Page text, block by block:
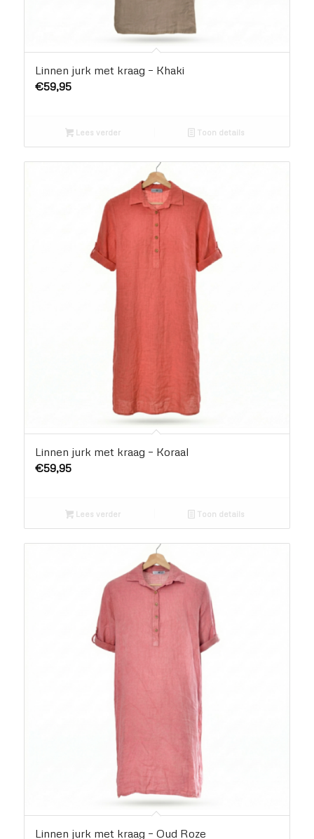
Linnen jurk met kraag – Khaki
€59,95
Lees verder Toon details
Linnen jurk met kraag – Koraal
€59,95
Lees verder Toon details
Linnen jurk met kraag – Oud Roze